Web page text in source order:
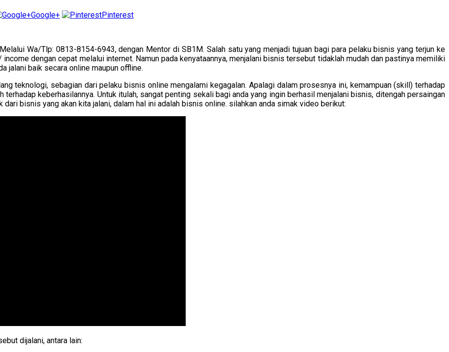
Google+ Pinterest
Wa/Tlp: 0813-8154-6943, dengan Mentor di SB1M. Salah satu yang menjadi tujuan bagi para pelaku bisnis yang terjun ke
dengan cepat melalui internet. Namun pada kenyataannya, menjalani bisnis tersebut tidaklah mudah dan pastinya memiliki
jalani baik secara online maupun offline.
teknologi, sebagian dari pelaku bisnis online mengalami kegagalan. Apalagi dalam prosesnya ini, kemampuan (skill) terhadap
keberhasilannya. Untuk itulah, sangat penting sekali bagi anda yang ingin berhasil menjalani bisnis, ditengah persaingan
bisnis yang akan kita jalani, dalam hal ini adalah bisnis online. silahkan anda simak video berikut:
dijalani, antara lain: